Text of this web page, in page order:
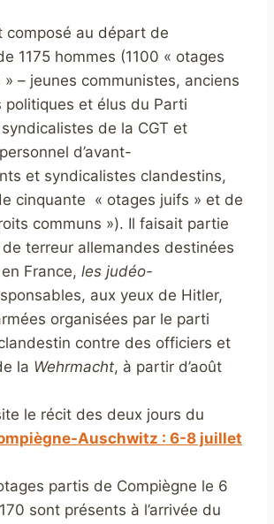
composé au départ de
1175 hommes (1100 « otages
– jeunes communistes, anciens
politiques et élus du Parti
de la CGT et
d’avant-
et syndicalistes clandestins,
cinquante « otages juifs » et de
communs »). Il faisait partie
terreur allemandes destinées
France, les judéo-
aux yeux de Hitler,
organisées par le parti
contre des officiers et
la Wehrmacht, à partir d’août
le récit des deux jours du
Auschwitz : 6-8 juillet
partis de Compiègne le 6
sont présents à l’arrivée du